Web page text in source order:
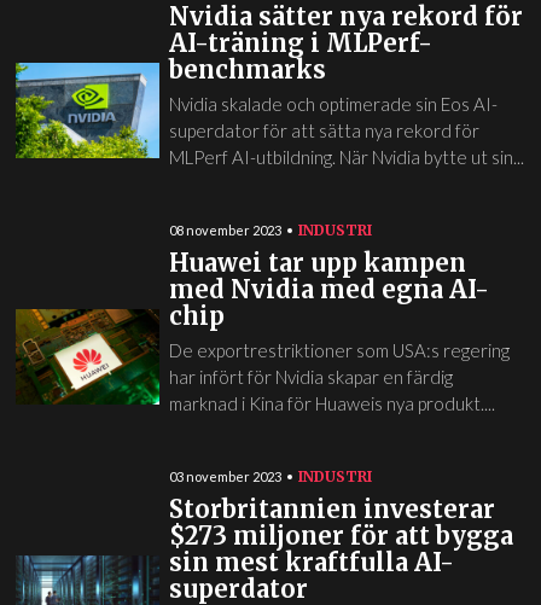
Nvidia sätter nya rekord för
AI-träning i MLPerf-
benchmarks
Nvidia skalade och optimerade sin Eos AI-
superdator för att sätta nya rekord för
MLPerf AI-utbildning. När Nvidia bytte ut sin...
08 november 2023 INDUSTRI
Huawei tar upp kampen
med Nvidia med egna AI-
chip
De exportrestriktioner som USA:s regering
har infört för Nvidia skapar en färdig
marknad i Kina för Huaweis nya produkt....
03 november 2023 INDUSTRI
Storbritannien investerar
$273 miljoner för att bygga
sin mest kraftfulla AI-
superdator